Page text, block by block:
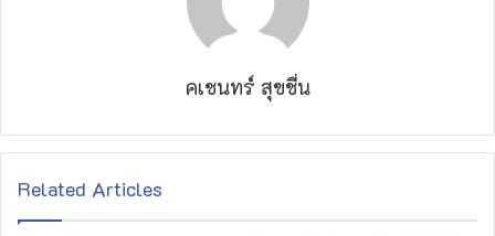
คเชนทร์ สุขชื่น
Related Articles